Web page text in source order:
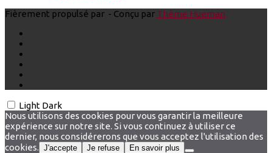
Fièrement propulsé par - Conçu par Thème Hueman
Light Dark
Nous utilisons des cookies pour vous garantir la meilleure
expérience sur notre site. Si vous continuez à utiliser ce
dernier, nous considérerons que vous acceptez l'utilisation des
cookies. J'accepte Je refuse En savoir plus